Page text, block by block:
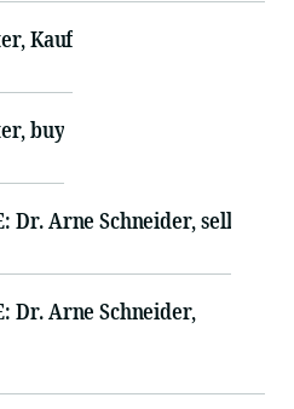
Kauf
buy
Dr. Arne Schneider, sell
Dr. Arne Schneider,